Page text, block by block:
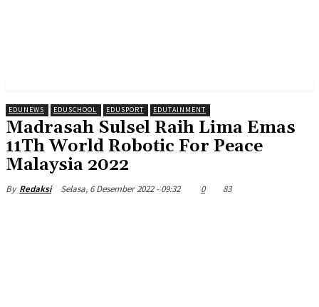
EDUNEWS EDUSCHOOL EDUSPORT EDUTAINMENT
Madrasah Sulsel Raih Lima Emas
11Th World Robotic For Peace
Malaysia 2022
By Redaksi Selasa, 6 Desember 2022 - 09:32 0 83